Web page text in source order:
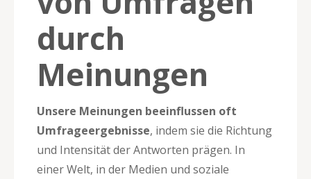
durch
Meinungen
Unsere Meinungen beeinflussen oft
Umfrageergebnisse, indem sie die Richtung
und Intensität der Antworten prägen. In
einer Welt, in der Medien und soziale